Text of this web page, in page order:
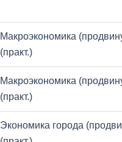
Макроэкономика
(практ.)
Макроэкономика
(практ.)
Экономика города